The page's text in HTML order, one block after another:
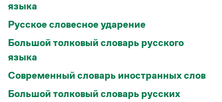
Издательство
Научпоп
Все книги
языка
Русское словесное ударение
Большой толковый словарь русского
языка
Современный словарь иностранных слов
Большой толковый словарь русских